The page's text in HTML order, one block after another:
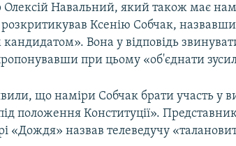
Олексій Навальний, який також має
Ксенію Собчак,
Вона у відповідь
при цьому «об'єднати
що наміри Собчак брати участь у
положення Конституції».
«Дождя» назвав телеведучу